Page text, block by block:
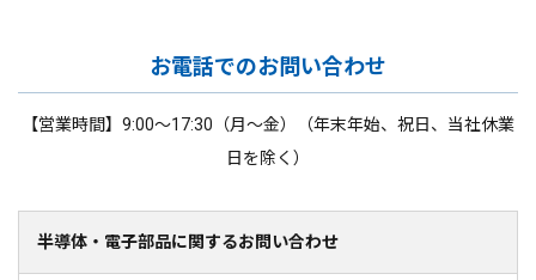
お電話でのお問い合わせ
【営業時間】9:00～17:30（月～金）（年末年始、祝日、当社休業
日を除く）
半導体・電子部品に関するお問い合わせ